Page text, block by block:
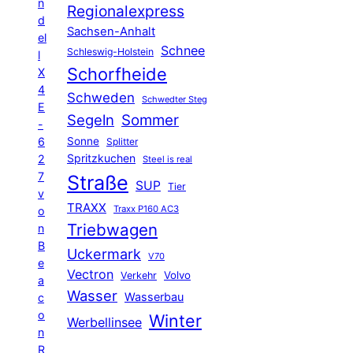
n
d
el
l
X
4
E
-
6
2
7
v
o
n
B
e
a
c
o
n
R
Regionalexpress
Sachsen-Anhalt
Schleswig-Holstein Schnee
Schorfheide
Schweden Schwedter Steg
Segeln Sommer
Sonne Splitter
Spritzkuchen Steel is real
Straße SUP Tier
TRAXX Traxx P160 AC3
Triebwagen
Uckermark V70
Vectron Verkehr Volvo
Wasser Wasserbau
Werbellinsee Winter